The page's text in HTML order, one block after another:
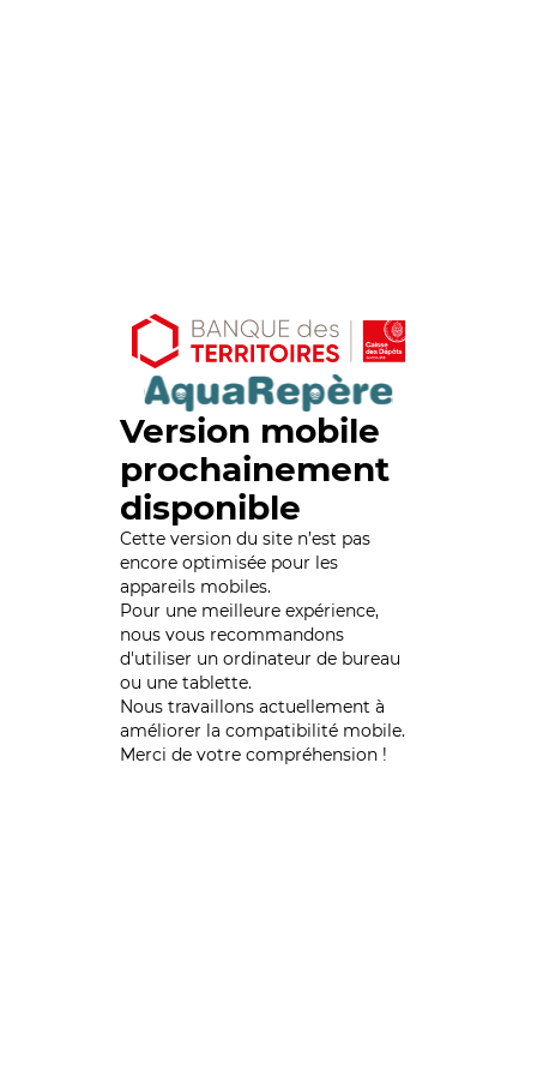
Version mobile
prochainement
disponible
Cette version du site n’est pas
encore optimisée pour les
appareils mobiles.
Pour une meilleure expérience,
nous vous recommandons
d'utiliser un ordinateur de bureau
ou une tablette.
Nous travaillons actuellement à
améliorer la compatibilité mobile.
Merci de votre compréhension !